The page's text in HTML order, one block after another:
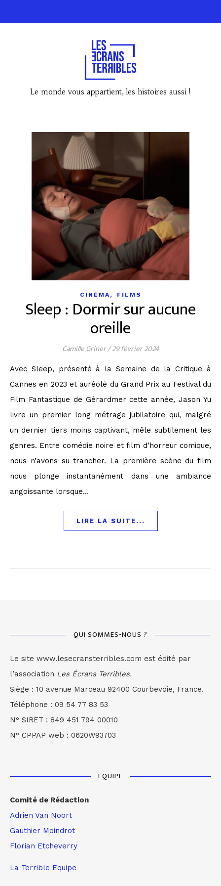
Le monde vous appartient, les histoires aussi !
CINÉMA , FILMS
Sleep : Dormir sur aucune
oreille
Camille Griner/29 février 2024
Avec Sleep, présenté à la Semaine de la Critique à
Cannes en 2023 et auréolé du Grand Prix au Festival du
Film Fantastique de Gérardmer cette année, Jason Yu
livre un premier long métrage jubilatoire qui, malgré
un dernier tiers moins captivant, mêle subtilement les
genres. Entre comédie noire et film d’horreur comique,
nous n’avons su trancher. La première scène du film
nous plonge instantanément dans une ambiance
angoissante lorsque…
LIRE LA SUITE...
QUI SOMMES-NOUS ?
Le site www.lesecransterribles.com est édité par
l’association Les Écrans Terribles.
Siège : 10 avenue Marceau 92400 Courbevoie, France.
Téléphone : 09 54 77 83 53
N° SIRET : 849 451 794 00010
N° CPPAP web : 0620W93703
EQUIPE
Comité de Rédaction
Adrien Van Noort
Gauthier Moindrot
Florian Etcheverry
La Terrible Equipe